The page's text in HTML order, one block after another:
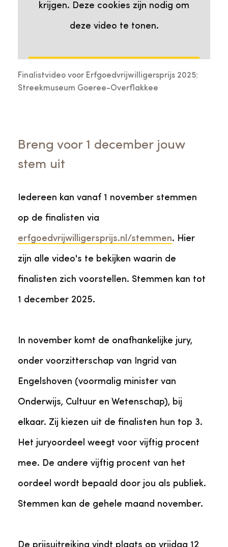
krijgen. Deze cookies zijn nodig om
deze video te tonen.
Ik ga akkoord
Finalistvideo voor Erfgoedvrijwilligersprijs 2025:
Streekmuseum Goeree-Overflakkee
Breng voor 1 december jouw
stem uit
Iedereen kan vanaf 1 november stemmen
op de finalisten via
erfgoedvrijwilligersprijs.nl/stemmen. Hier
zijn alle video's te bekijken waarin de
finalisten zich voorstellen. Stemmen kan tot
1 december 2025.
In november komt de onafhankelijke jury,
onder voorzitterschap van Ingrid van
Engelshoven (voormalig minister van
Onderwijs, Cultuur en Wetenschap), bij
elkaar. Zij kiezen uit de finalisten hun top 3.
Het juryoordeel weegt voor vijftig procent
mee. De andere vijftig procent van het
oordeel wordt bepaald door jou als publiek.
Stemmen kan de gehele maand november.
De prijsuitreiking vindt plaats op vrijdag 12